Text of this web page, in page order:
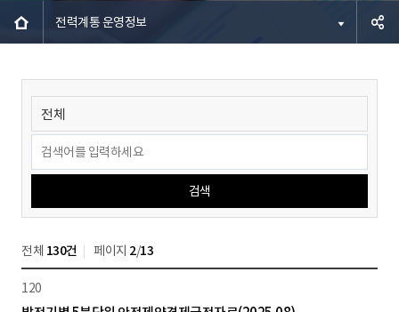
전력계통 운영정보
검색
전체 130건 페이지 2/13
120